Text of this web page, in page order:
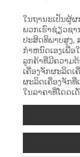
ໃນຖານະເປັນຜູ້
ພວກເຮົາຊ່ຽວຊ
ປະສິດທິພາບສູງ,
ກໍາຫນົດເອງເພື່
ລູກຄ້າທີ່ມີຄວາມ
ເຄື່ອງຈັກຜະລິດເ
ຜະລິດເຄື່ອງຈັກ
ໃນລາຄາທີ່ໂດດເ